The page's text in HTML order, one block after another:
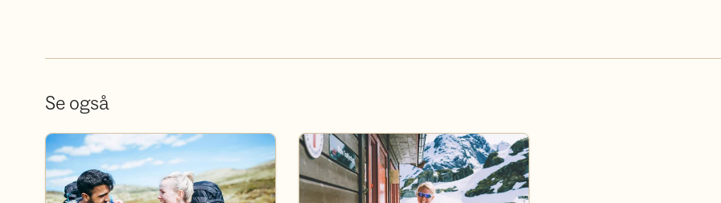
Se også
Bli frivillig Bli medlem